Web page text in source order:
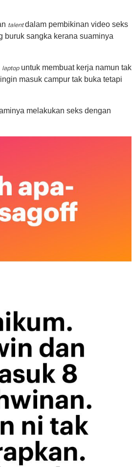
talentdalam pembikinan video seks
buruk sangka kerana suaminya
laptopuntuk membuat kerja namun tak
masuk campur tak buka tetapi
melakukan seks dengan